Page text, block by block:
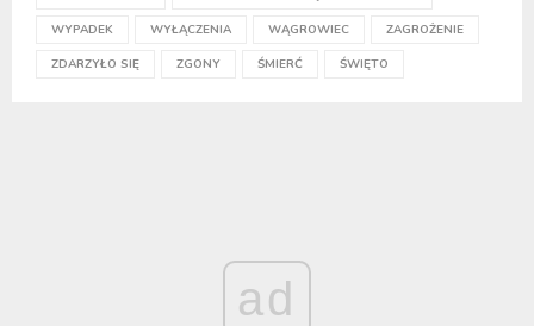
WYPADEK WYŁĄCZENIA WĄGROWIEC ZAGROŻENIE
ZDARZYŁO SIĘ ZGONY ŚMIERĆ ŚWIĘTO
ad